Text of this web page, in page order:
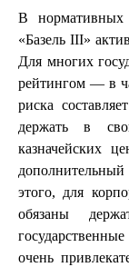
В нормативных
«Базель III»
Для многих
рейтингом — в
риска
держать в
казначейских
этого, для
обязаны
очень